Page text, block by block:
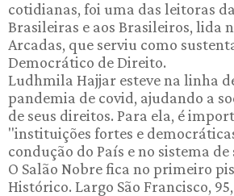
cotidianas, foi uma das leitoras
Brasileiras e aos Brasileiros, lida
Arcadas, que serviu como
Democrático de Direito.
Ludhmila Hajjar esteve na linha
pandemia de covid, ajudando a
de seus direitos. Para ela, é
"instituições fortes e
condução do País e no sistema de
O Salão Nobre fica no primeiro
Histórico. Largo São Francisco,